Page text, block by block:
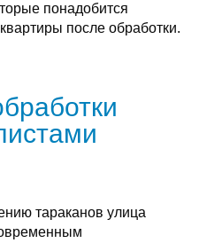
понадобится
после обработки.
тараканов улица